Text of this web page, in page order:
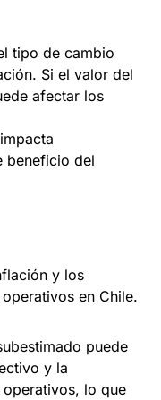
tipo de cambio
Si el valor del
afectar los
beneficio del
y los
en Chile.
puede
y la
lo que